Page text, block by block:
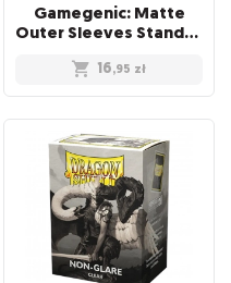
Gamegenic: Matte
Outer Sleeves Standard (66x91 mm), 50 sztuk
16,95 zł